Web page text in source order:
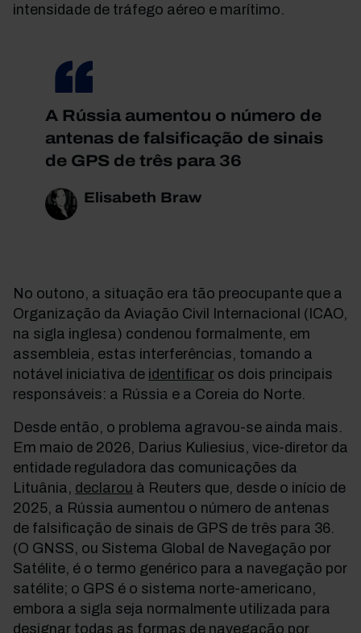
intensidade de tráfego aéreo e marítimo.
A Rússia aumentou o número de
antenas de falsificação de sinais
de GPS de três para 36
Elisabeth Braw
No outono, a situação era tão preocupante que a
Organização da Aviação Civil Internacional (ICAO,
na sigla inglesa) condenou formalmente, em
assembleia, estas interferências, tomando a
notável iniciativa de identificar os dois principais
responsáveis: a Rússia e a Coreia do Norte.
Desde então, o problema agravou-se ainda mais.
Em maio de 2026, Darius Kuliesius, vice-diretor da
entidade reguladora das comunicações da
Lituânia, declarou à Reuters que, desde o início de
2025, a Rússia aumentou o número de antenas
de falsificação de sinais de GPS de três para 36.
(O GNSS, ou Sistema Global de Navegação por
Satélite, é o termo genérico para a navegação por
satélite; o GPS é o sistema norte-americano,
embora a sigla seja normalmente utilizada para
designar todas as formas de navegação por